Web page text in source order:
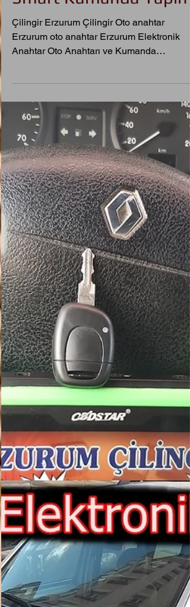
2004 Renault Laguna 2
Erzurum oto anahtar Erzurum Elektronik
Anahtar Oto Anahtarı ve Kumanda
Kopyalama Merkezi 📞 0544 542 5